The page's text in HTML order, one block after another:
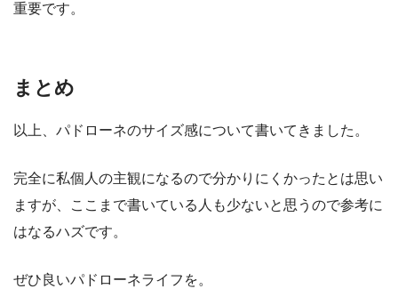
重要です。
まとめ
以上、パドローネのサイズ感について書いてきました。
完全に私個人の主観になるので分かりにくかったとは思い
ますが、ここまで書いている人も少ないと思うので参考に
はなるハズです。
ぜひ良いパドローネライフを。